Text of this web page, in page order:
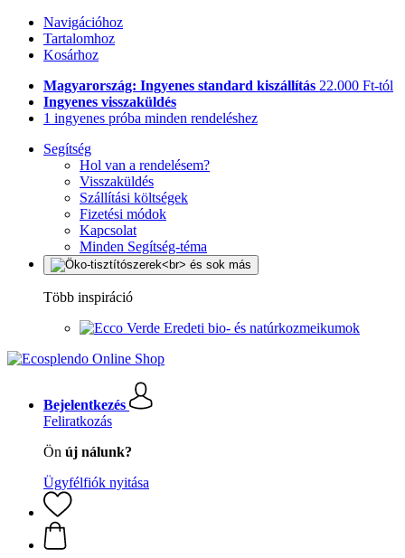
Navigációhoz
Tartalomhoz
Kosárhoz
Magyarország: Ingyenes standard kiszállítás 22.000 Ft-tól
Ingyenes visszaküldés
1 ingyenes próba minden rendeléshez
Segítség
Hol van a rendelésem?
Visszaküldés
Szállítási költségek
Fizetési módok
Kapcsolat
Minden Segítség-téma
Több inspiráció
Eredeti bio- és natúrkozmeikumok
Bejelentkezés
Feliratkozás
Ön új nálunk?
Ügyfélfiók nyitása